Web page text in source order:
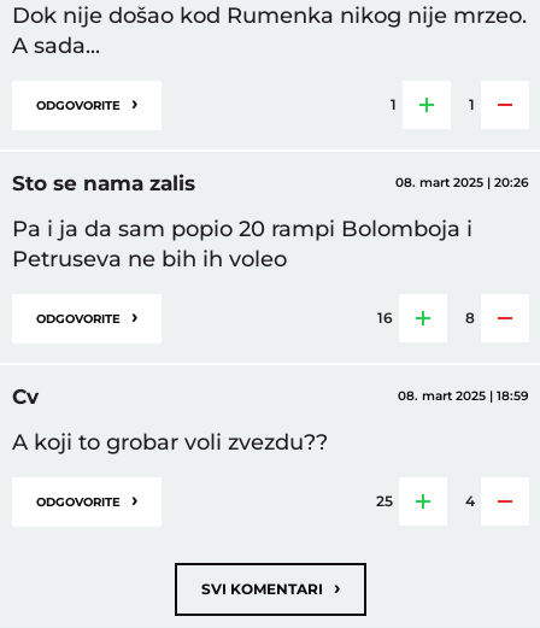
Dok nije došao kod Rumenka nikog nije mrzeo.
A sada...
ODGOVORITE › 1 1
Sto se nama zalis 08. mart 2025 | 20:26
Pa i ja da sam popio 20 rampi Bolomboja i
Petruseva ne bih ih voleo
ODGOVORITE › 16 8
Cv 08. mart 2025 | 18:59
A koji to grobar voli zvezdu??
ODGOVORITE › 25 4
SVI KOMENTARI ›